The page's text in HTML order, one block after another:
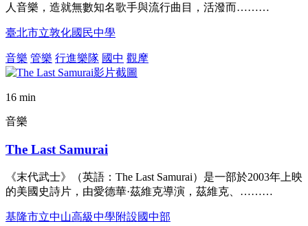
人音樂，造就無數知名歌手與流行曲目，活潑而………
臺北市立敦化國民中學
音樂 管樂 行進樂隊 國中 觀摩
16 min
音樂
The Last Samurai
《末代武士》（英語：The Last Samurai）是一部於2003年上映
的美國史詩片，由愛德華·茲維克導演，茲維克、………
基隆市立中山高級中學附設國中部